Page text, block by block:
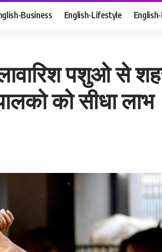
Business English-Lifestyle
पशुओ से
को सीधा लाभ